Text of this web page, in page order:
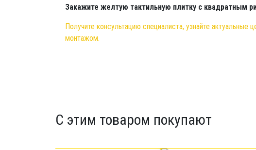
Закажите желтую тактильную плитку с квадратным
Получите консультацию специалиста, узнайте
монтажом.
С этим товаром покупают